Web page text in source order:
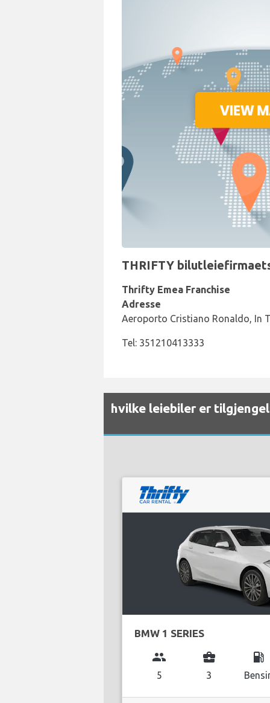
THRIFTY
Thrifty Emea Franchise
Adresse
Aeroporto Cristiano Ronaldo, In
Tel: 351210413333
hvilke leiebiler er
BMW 1 SERIES
group
5
business_center
3
local_gas_station